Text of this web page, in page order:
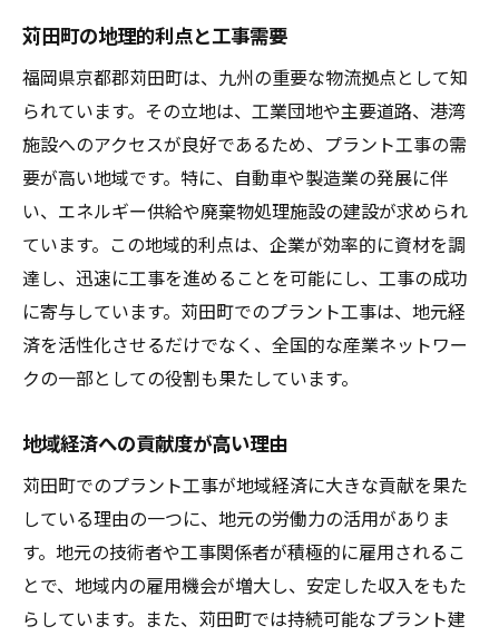
省エネ設計の最前線
スマートテクノロジーの採用事例
最新の施工技術とその効果
エネルギー管理の最適化方法
環境負荷を軽減する革新的技術
苅田町でのプラント工事が地域産業に与える影
響とは
雇用創出と人材育成の現状
地域産業の活性化に寄与する要因
産業クラスター形成の可能性
産業の持続的発展に向けた取り組み
地域住民との共生と課題
成功するプラント工事のための秘訣とは？
計画段階での重要なポイント
苅田町の地理的利点と工事需要
福岡県京都郡苅田町は、九州の重要な物流拠点として知
られています。その立地は、工業団地や主要道路、港湾
施設へのアクセスが良好であるため、プラント工事の需
要が高い地域です。特に、自動車や製造業の発展に伴
い、エネルギー供給や廃棄物処理施設の建設が求められ
ています。この地域的利点は、企業が効率的に資材を調
達し、迅速に工事を進めることを可能にし、工事の成功
に寄与しています。苅田町でのプラント工事は、地元経
済を活性化させるだけでなく、全国的な産業ネットワー
クの一部としての役割も果たしています。
地域経済への貢献度が高い理由
苅田町でのプラント工事が地域経済に大きな貢献を果た
している理由の一つに、地元の労働力の活用がありま
す。地元の技術者や工事関係者が積極的に雇用されるこ
とで、地域内の雇用機会が増大し、安定した収入をもた
らしています。また、苅田町では持続可能なプラント建